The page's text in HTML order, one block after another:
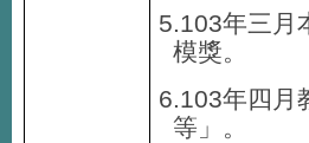
5.103年三月
模獎。
6.103年四月
等」。